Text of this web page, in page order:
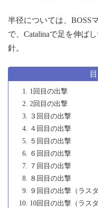
半径については、BOSS
で、Catalinaで足を伸ば
針。
1回目の出撃
2回目の出撃
３回目の出撃
４回目の出撃
５回目の出撃
６回目の出撃
７回目の出撃
８回目の出撃
９回目の出撃（ラスダ
10回目の出撃（ラスダ